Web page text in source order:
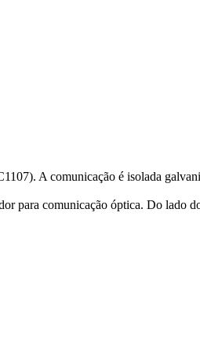
A comunicação é isolada
para comunicação óptica. Do lado